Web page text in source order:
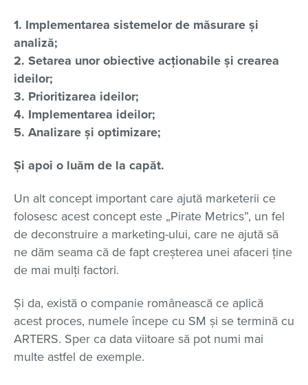
1. Implementarea sistemelor de măsurare și
analiză;
2. Setarea unor obiective acționabile și crearea
ideilor;
3. Prioritizarea ideilor;
4. Implementarea ideilor;
5. Analizare și optimizare;
Și apoi o luăm de la capăt.
Un alt concept important care ajută marketerii ce
folosesc acest concept este „Pirate Metrics”, un fel
de deconstruire a marketing-ului, care ne ajută să
ne dăm seama că de fapt creșterea unei afaceri ține
de mai mulți factori.
Și da, există o companie românească ce aplică
acest proces, numele începe cu SM și se termină cu
ARTERS. Sper ca data viitoare să pot numi mai
multe astfel de exemple.